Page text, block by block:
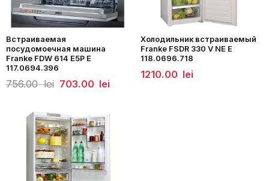
Встраиваемая
посудомоечная машина
Franke FDW 614 E5P E
117.0694.396
756.00lei Первоначальная
цена
703.00 leiТекущая
цена:
Холодильник встраиваемый
Franke FSDR 330 V NE E
118.0696.718
1210.00 lei